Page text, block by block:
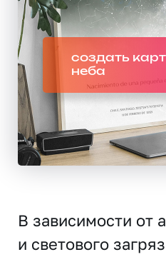
создать
неба
В зависимости от
и светового